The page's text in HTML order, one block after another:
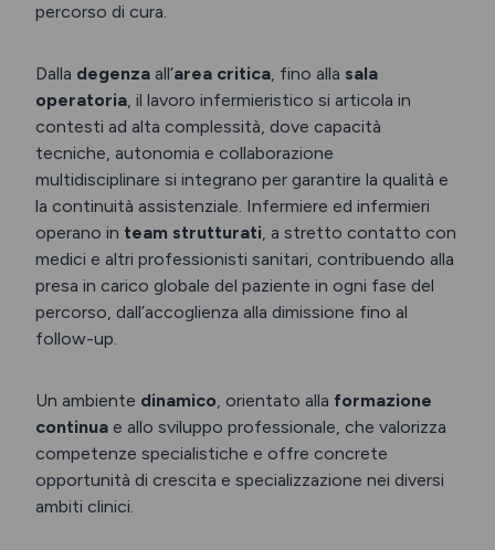
percorso di cura.
Dalla degenza all’area critica, fino alla sala
operatoria, il lavoro infermieristico si articola in
contesti ad alta complessità, dove capacità
tecniche, autonomia e collaborazione
multidisciplinare si integrano per garantire la qualità e
la continuità assistenziale. Infermiere ed infermieri
operano in team strutturati, a stretto contatto con
medici e altri professionisti sanitari, contribuendo alla
presa in carico globale del paziente in ogni fase del
percorso, dall’accoglienza alla dimissione fino al
follow-up.
Un ambiente dinamico, orientato alla formazione
continua e allo sviluppo professionale, che valorizza
competenze specialistiche e offre concrete
opportunità di crescita e specializzazione nei diversi
ambiti clinici.